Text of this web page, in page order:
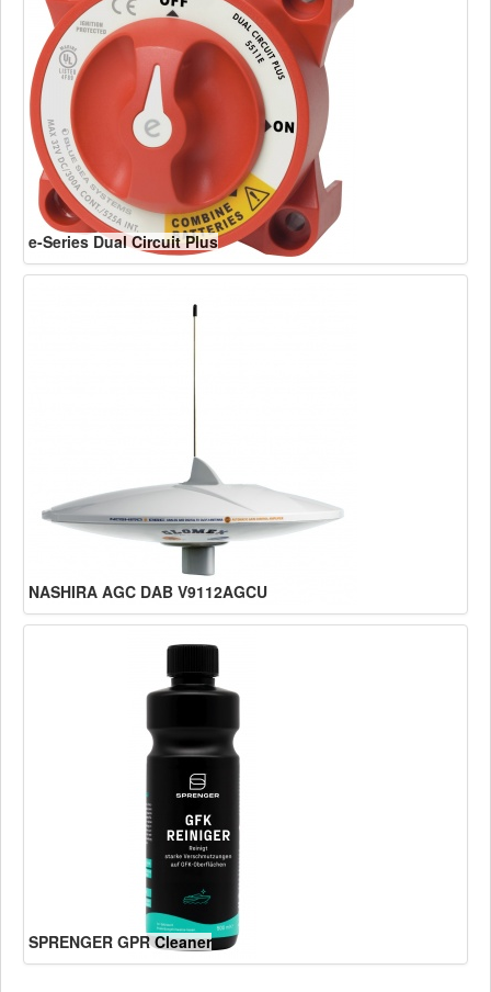
e-Series Dual Circuit Plus
NASHIRA AGC DAB V9112AGCU
SPRENGER GPR Cleaner